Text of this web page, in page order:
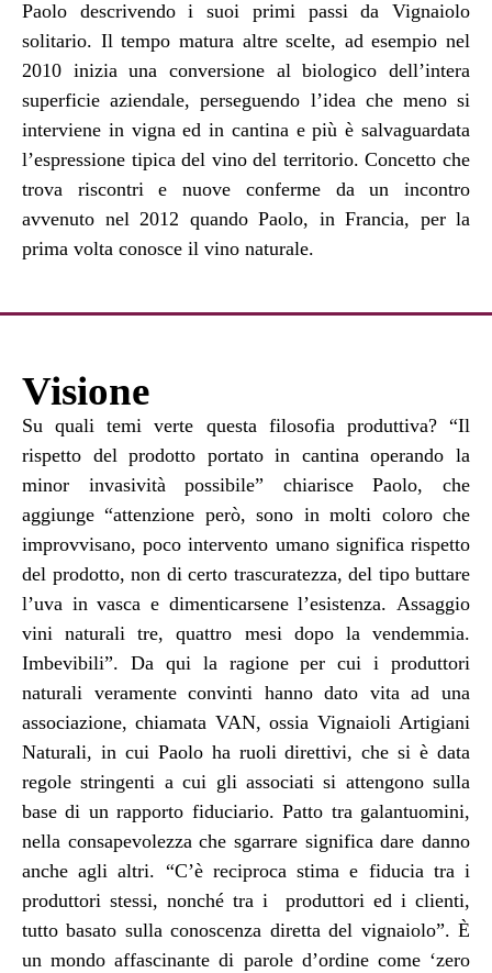
Paolo descrivendo i suoi primi passi da Vignaiolo
solitario. Il tempo matura altre scelte, ad esempio nel
2010 inizia una conversione al biologico dell’intera
superficie aziendale, perseguendo l’idea che meno si
interviene in vigna ed in cantina e più è salvaguardata
l’espressione tipica del vino del territorio. Concetto che
trova riscontri e nuove conferme da un incontro
avvenuto nel 2012 quando Paolo, in Francia, per la
prima volta conosce il vino naturale.
Visione
Su quali temi verte questa filosofia produttiva? “Il
rispetto del prodotto portato in cantina operando la
minor invasività possibile” chiarisce Paolo, che
aggiunge “attenzione però, sono in molti coloro che
improvvisano, poco intervento umano significa rispetto
del prodotto, non di certo trascuratezza, del tipo buttare
l’uva in vasca e dimenticarsene l’esistenza. Assaggio
vini naturali tre, quattro mesi dopo la vendemmia.
Imbevibili”. Da qui la ragione per cui i produttori
naturali veramente convinti hanno dato vita ad una
associazione, chiamata VAN, ossia Vignaioli Artigiani
Naturali, in cui Paolo ha ruoli direttivi, che si è data
regole stringenti a cui gli associati si attengono sulla
base di un rapporto fiduciario. Patto tra galantuomini,
nella consapevolezza che sgarrare significa dare danno
anche agli altri. “C’è reciproca stima e fiducia tra i
produttori stessi, nonché tra i produttori ed i clienti,
tutto basato sulla conoscenza diretta del vignaiolo”. È
un mondo affascinante di parole d’ordine come ‘zero